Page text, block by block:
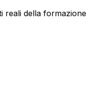
reali della formazione